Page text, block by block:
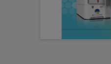
・症状だけでは診断が困難
・迅速、網羅的、高感度
・侵襲的な検体（鼻咽頭